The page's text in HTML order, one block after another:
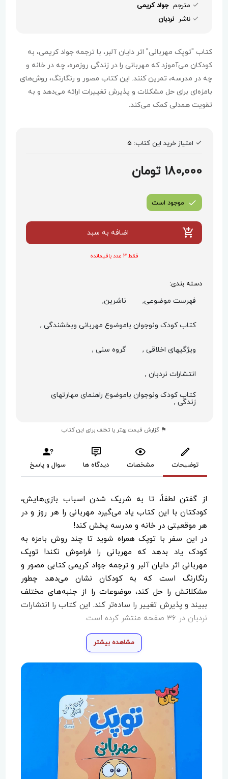
مترجم جواد کریمی
ناشر نردبان
کتاب "توپک مهربانی" اثر دایان آلبر، با ترجمه جواد کریمی، به
کودکان می‌آموزد که مهربانی را در زندگی روزمره، چه در خانه و
چه در مدرسه، تمرین کنند. این کتاب مصور و رنگارنگ، روش‌های
بامزه‌ای برای حل مشکلات و پذیرش تغییرات ارائه می‌دهد و به
تقویت همدلی کمک می‌کند.
امتیاز خرید این کتاب: 5
180,000 تومان
موجود است
اضافه به سبد
فقط 3 عدد باقیمانده
دسته بندی:
فهرست موضوعی, ناشرین,
کتاب کودک ونوجوان باموضوع مهربانی وبخشندگی ,
ویژگیهای اخلاقی , گروه سنی ,
انتشارات نردبان ,
کتاب کودک ونوجوان باموضوع راهنمای مهارتهای
زندگی ,
گزارش قیمت بهتر یا تخلف برای این کتاب
توضیحات مشخصات دیدگاه ها سوال و پاسخ
از گفتن لطفاً، تا به شریک شدن اسباب بازی‌هایش،
کودکتان با این کتاب یاد می‌گیرد مهربانی را هر روز و در
هر موقعیتی در خانه و مدرسه پخش کند!
‌در این سفر با توپک همراه شوید تا چند روش بامزه به
کودک یاد بدهد که مهربانی را فراموش نکند! توپک
مهربانی اثر دایان آلبر و ترجمه جواد کریمی کتابی مصور و
رنگارنگ است که به کودکان نشان می‌دهد چطور
مشکلاتش را حل کند، موضوعات را از جنبه‌های مختلف
ببیند و پذیرش تغییر را ساده‌تر کند. این کتاب را انتشارات
نردبان در 36 صفحه منتشر کرده است.
مشاهده بیشتر